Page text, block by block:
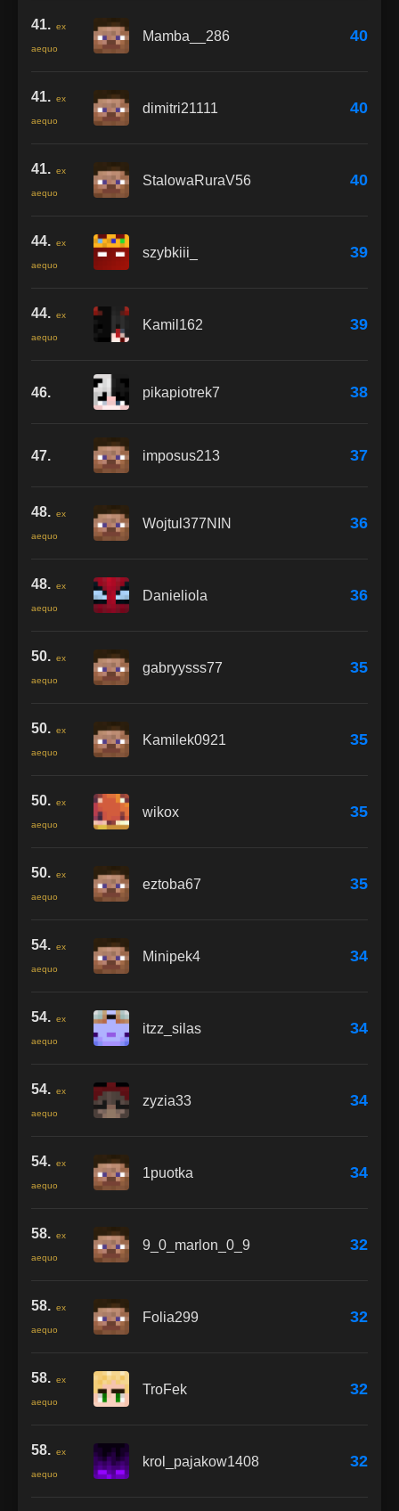
41. ex
aequo
Mamba__286 40
41. ex
aequo
dimitri21111 40
41. ex
aequo
StalowaRuraV56 40
44. ex
aequo
szybkiii_ 39
44. ex
aequo
Kamil162 39
46. pikapiotrek7 38
47. imposus213 37
48. ex
aequo
Wojtul377NIN 36
48. ex
aequo
Danieliola 36
50. ex
aequo
gabryysss77 35
50. ex
aequo
Kamilek0921 35
50. ex
aequo
wikox 35
50. ex
aequo
eztoba67 35
54. ex
aequo
Minipek4 34
54. ex
aequo
itzz_silas 34
54. ex
aequo
zyzia33 34
54. ex
aequo
1puotka 34
58. ex
aequo
9_0_marlon_0_9 32
58. ex
aequo
Folia299 32
58. ex
aequo
TroFek 32
58. ex
aequo
krol_pajakow1408 32